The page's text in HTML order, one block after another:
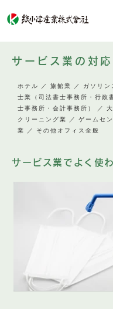
サービス業の対
ホテル ／ 旅館業 ／ ガソリン
士業（司法書士事務所・行政
士事務所・会計事務所） ／
クリーニング業 ／ ゲームセ
業 ／ その他オフィス全般
サービス業でよく使